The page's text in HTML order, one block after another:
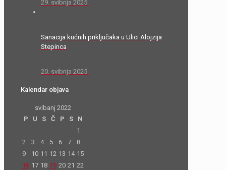
29. svibnja 2025.
Sanacija kućnih priključaka u Ulici Alojzija
Stepinca
20. svibnja 2025.
Kalendar objava
svibanj 2022
P
U S Č P S
N
1
2
3 4 5 6 7
8
9
10 11 12 13 14 15
16 17 18 19 20 21 22